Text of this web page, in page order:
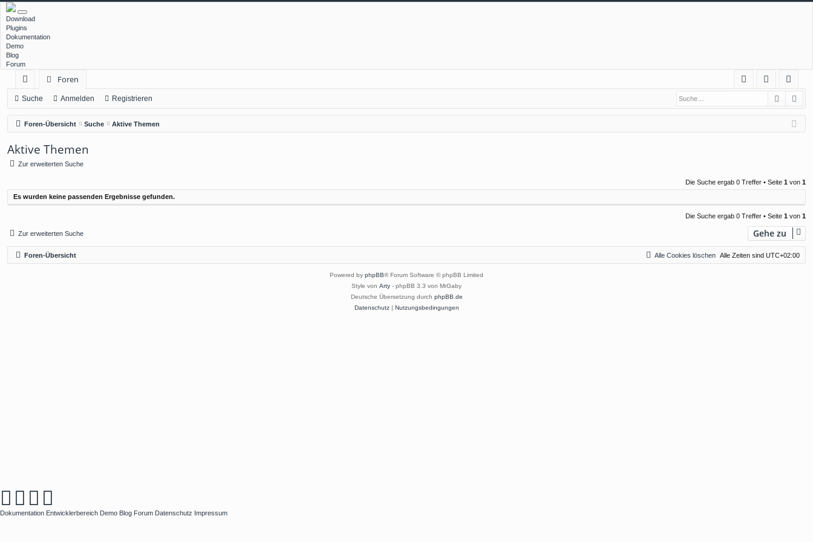
Download
Plugins
Dokumentation
Demo
Blog
Forum
ch
ne
llz
ug
f
Foren
Q
m
el
eg
ist
rie
Suche Anmelden Registrieren Suche
Foren-Übersicht Suche Aktive Themen
Aktive Themen
Zur erweiterten Suche
Die Suche ergab 0 Treffer • Seite 1 von 1
Es wurden keine passenden Ergebnisse gefunden.
Die Suche ergab 0 Treffer • Seite 1 von 1
Zur erweiterten Suche Gehe zu
Foren-Übersicht Alle Zeiten sind UTC+02:00
Alle Cookies löschen
Powered by phpBB® Forum Software © phpBB Limited
Style von Arty - phpBB 3.3 von MrGaby
Deutsche Übersetzung durch phpBB.de
Datenschutz| Nutzungsbedingungen
Dokumentation Entwicklerbereich Demo Blog Forum Datenschutz Impressum